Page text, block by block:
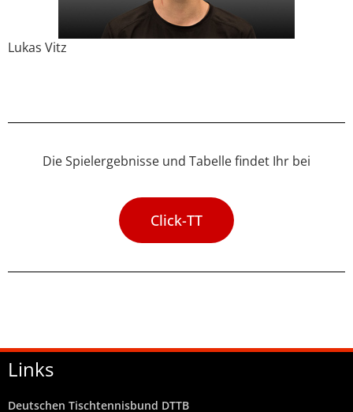
Lukas Vitz
Die Spielergebnisse und Tabelle findet Ihr bei
Click-TT
Links
Deutschen Tischtennisbund DTTB